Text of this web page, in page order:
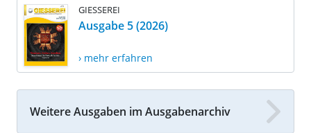
GIESSEREI
Ausgabe 5 (2026)
› mehr erfahren
Weitere Ausgaben im Ausgabenarchiv